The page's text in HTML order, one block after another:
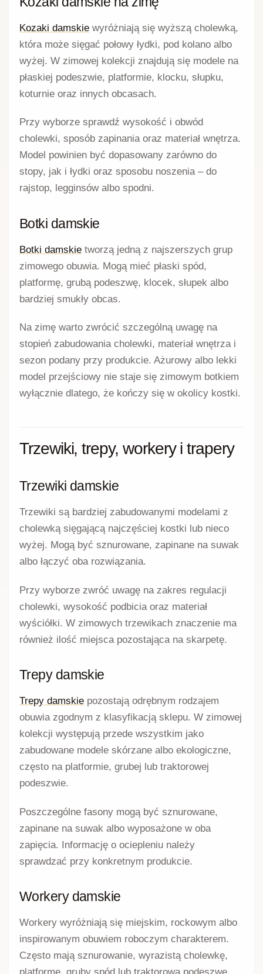
Kozaki damskie wyróżniają się wyższą cholewką,
która może sięgać połowy łydki, pod kolano albo
wyżej. W zimowej kolekcji znajdują się modele na
płaskiej podeszwie, platformie, klocku, słupku,
koturnie oraz innych obcasach.
Przy wyborze sprawdź wysokość i obwód
cholewki, sposób zapinania oraz materiał wnętrza.
Model powinien być dopasowany zarówno do
stopy, jak i łydki oraz sposobu noszenia – do
rajstop, legginsów albo spodni.
Botki damskie
Botki damskie tworzą jedną z najszerszych grup
zimowego obuwia. Mogą mieć płaski spód,
platformę, grubą podeszwę, klocek, słupek albo
bardziej smukły obcas.
Na zimę warto zwrócić szczególną uwagę na
stopień zabudowania cholewki, materiał wnętrza i
sezon podany przy produkcie. Ażurowy albo lekki
model przejściowy nie staje się zimowym botkiem
wyłącznie dlatego, że kończy się w okolicy kostki.
Trzewiki, trepy, workery i trapery
Trzewiki damskie
Trzewiki są bardziej zabudowanymi modelami z
cholewką sięgającą najczęściej kostki lub nieco
wyżej. Mogą być sznurowane, zapinane na suwak
albo łączyć oba rozwiązania.
Przy wyborze zwróć uwagę na zakres regulacji
cholewki, wysokość podbicia oraz materiał
wyściółki. W zimowych trzewikach znaczenie ma
również ilość miejsca pozostająca na skarpetę.
Trepy damskie
Trepy damskie pozostają odrębnym rodzajem
obuwia zgodnym z klasyfikacją sklepu. W zimowej
kolekcji występują przede wszystkim jako
zabudowane modele skórzane albo ekologiczne,
często na platformie, grubej lub traktorowej
podeszwie.
Poszczególne fasony mogą być sznurowane,
zapinane na suwak albo wyposażone w oba
zapięcia. Informację o ociepleniu należy
sprawdzać przy konkretnym produkcie.
Workery damskie
Workery wyróżniają się miejskim, rockowym albo
inspirowanym obuwiem roboczym charakterem.
Często mają sznurowanie, wyrazistą cholewkę,
platformę, gruby spód lub traktorową podeszwę.